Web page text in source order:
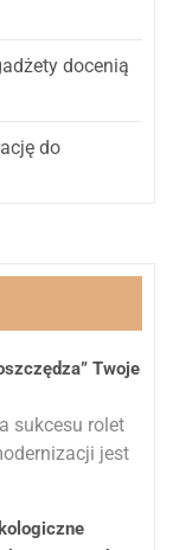
docenią
do
Twoje
sukcesu rolet
jest